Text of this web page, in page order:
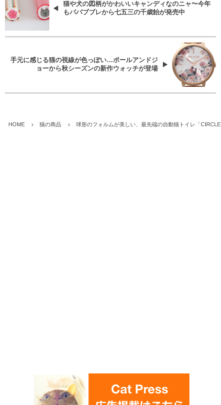
猫や犬の図柄がかわいいキャンディなのニャ〜今年
もパパブブレから七五三の千歳飴が発売中
手元に感じる猫の視線が色っぽい…ポールアンドジ
ョーから秋シーズンの新作ウォッチが登場
HOME 猫の商品 球形のフォルムが美しい、最先端の自動猫トイレ「